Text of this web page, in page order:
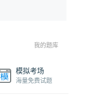
我的题库
模拟考场
海量免费试题